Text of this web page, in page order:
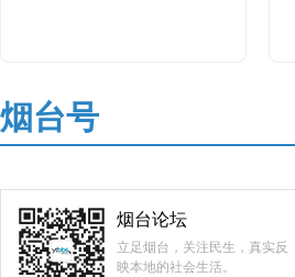
烟台号
烟台论坛
立足烟台，关注民生，真实反
映本地的社会生活。